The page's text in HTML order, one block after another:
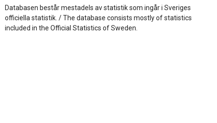
Databasen består mestadels av statistik som ingår i Sveriges
officiella statistik. / The database consists mostly of statistics
included in the Official Statistics of Sweden.